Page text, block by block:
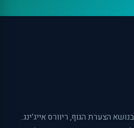
הצערת הגוף, ריוורס אייג'ינג.